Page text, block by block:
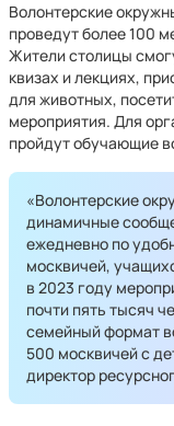
Волонтерские
проведут более 100
Жители столицы
квизах и лекциях,
для животных,
мероприятия. Для
пройдут обучающие
«Волонтерские
динамичные
ежедневно по
москвичей,
в 2023 году
почти пять тысяч
семейный формат
500 москвичей с
директор